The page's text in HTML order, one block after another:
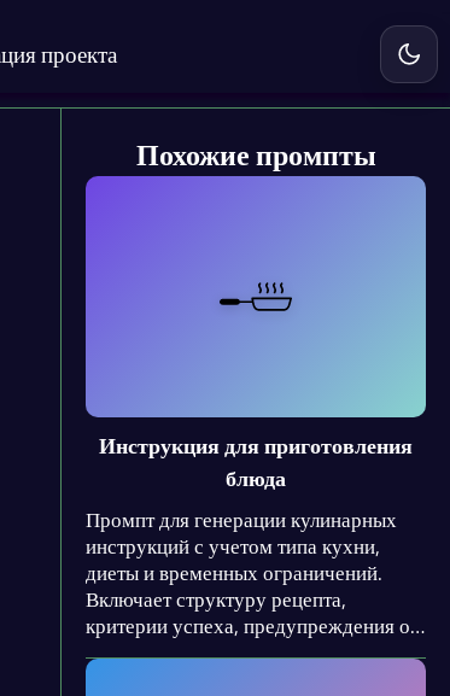
проекта
Похожие промпты
Инструкция для приготовления
блюда
Промпт для генерации кулинарных
инструкций с учетом типа кухни,
диеты и временных ограничений.
Включает структуру рецепта,
критерии успеха, предупреждения об
ошибках и требования к формату.
Подходит для создания точных и